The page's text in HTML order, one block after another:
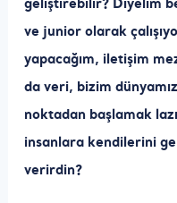
ve junior olarak
yapacağım, iletişim
da veri, bizim
noktadan başlamak
insanlara kendilerini
verirdin?